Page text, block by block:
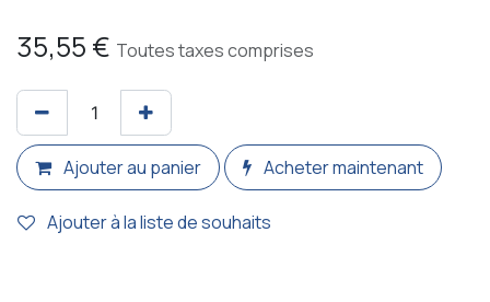
35,55 € Toutes taxes comprises
Ajouter au panier Acheter maintenant
Ajouter à la liste de souhaits